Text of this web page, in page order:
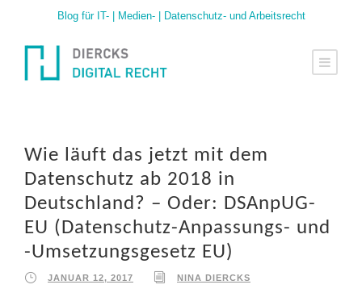
Blog für IT- | Medien- | Datenschutz- und Arbeitsrecht
Wie läuft das jetzt mit dem
Datenschutz ab 2018 in
Deutschland? – Oder: DSAnpUG-
EU (Datenschutz-Anpassungs- und
-Umsetzungsgesetz EU)
JANUAR 12, 2017 NINA DIERCKS